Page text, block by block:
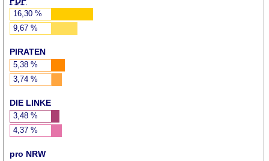
16,30 %
9,67 %
PIRATEN
5,38 %
3,74 %
DIE LINKE
3,48 %
4,37 %
pro NRW